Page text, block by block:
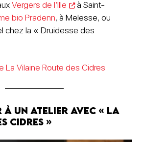
Vergers de l’Ille
à Saint-
bio Pradenn, à Melesse, ou
chez la « Druidesse des
La Vilaine Route des Cidres
à un atelier avec « la
cidres »